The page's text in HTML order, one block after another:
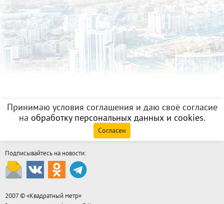
Принимаю условия соглашения и даю своё согласие
на обработку персональных данных и cookies.
Согласен
Подписывайтесь на новости:
2007 © «Квадратный метр»